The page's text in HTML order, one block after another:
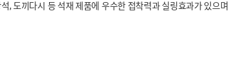
, 도끼다시 등 석재 제품에 우수한 접착력과 실링효과가 있으